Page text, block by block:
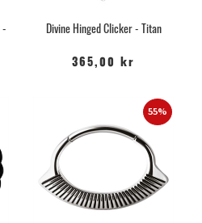
-
Divine Hinged Clicker - Titan
365,00 kr
55%